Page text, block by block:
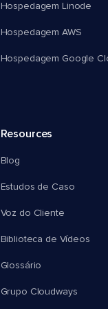
Hospedagem Linode
Hospedagem AWS
Hospedagem Google
Resources
Blog
Estudos de Caso
Voz do Cliente
Biblioteca de Vídeos
Glossário
Grupo Cloudways